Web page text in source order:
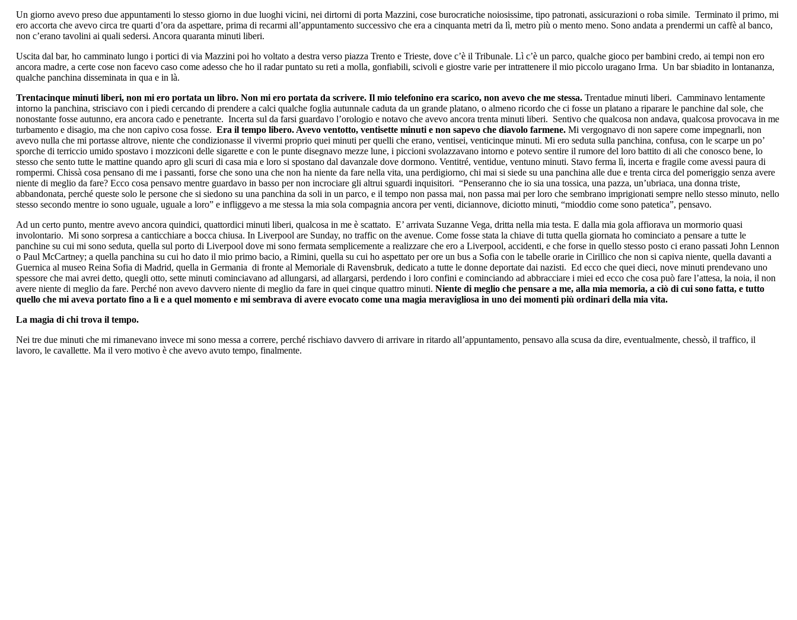
Un giorno avevo preso due appuntamenti lo stesso giorno in due luoghi vicini, nei dirtorni di porta Mazzini, cose burocratiche noiosissime, tipo patronati, assicurazioni o roba simile. Terminato il primo, mi
ero accorta che avevo circa tre quarti d’ora da aspettare, prima di recarmi all’appuntamento successivo che era a cinquanta metri da lì, metro più o mento meno. Sono andata a prendermi un caffè al banco,
non c’erano tavolini ai quali sedersi. Ancora quaranta minuti liberi.
Uscita dal bar, ho camminato lungo i portici di via Mazzini poi ho voltato a destra verso piazza Trento e Trieste, dove c’è il Tribunale. Lì c’è un parco, qualche gioco per bambini credo, ai tempi non ero
ancora madre, a certe cose non facevo caso come adesso che ho il radar puntato su reti a molla, gonfiabili, scivoli e giostre varie per intrattenere il mio piccolo uragano Irma. Un bar sbiadito in lontananza,
qualche panchina disseminata in qua e in là.
Trentacinque minuti liberi, non mi ero portata un libro. Non mi ero portata da scrivere. Il mio telefonino era scarico, non avevo che me stessa. Trentadue minuti liberi. Camminavo lentamente
intorno la panchina, strisciavo con i piedi cercando di prendere a calci qualche foglia autunnale caduta da un grande platano, o almeno ricordo che ci fosse un platano a riparare le panchine dal sole, che
nonostante fosse autunno, era ancora cado e penetrante. Incerta sul da farsi guardavo l’orologio e notavo che avevo ancora trenta minuti liberi. Sentivo che qualcosa non andava, qualcosa provocava in me
turbamento e disagio, ma che non capivo cosa fosse. Era il tempo libero. Avevo ventotto, ventisette minuti e non sapevo che diavolo farmene. Mi vergognavo di non sapere come impegnarli, non
avevo nulla che mi portasse altrove, niente che condizionasse il vivermi proprio quei minuti per quelli che erano, ventisei, venticinque minuti. Mi ero seduta sulla panchina, confusa, con le scarpe un po’
sporche di terriccio umido spostavo i mozziconi delle sigarette e con le punte disegnavo mezze lune, i piccioni svolazzavano intorno e potevo sentire il rumore del loro battito di ali che conosco bene, lo
stesso che sento tutte le mattine quando apro gli scuri di casa mia e loro si spostano dal davanzale dove dormono. Ventitré, ventidue, ventuno minuti. Stavo ferma lì, incerta e fragile come avessi paura di
rompermi. Chissà cosa pensano di me i passanti, forse che sono una che non ha niente da fare nella vita, una perdigiorno, chi mai si siede su una panchina alle due e trenta circa del pomeriggio senza avere
niente di meglio da fare? Ecco cosa pensavo mentre guardavo in basso per non incrociare gli altrui sguardi inquisitori. “Penseranno che io sia una tossica, una pazza, un’ubriaca, una donna triste,
abbandonata, perché queste solo le persone che si siedono su una panchina da soli in un parco, e il tempo non passa mai, non passa mai per loro che sembrano imprigionati sempre nello stesso minuto, nello
stesso secondo mentre io sono uguale, uguale a loro” e infliggevo a me stessa la mia sola compagnia ancora per venti, diciannove, diciotto minuti, “mioddio come sono patetica”, pensavo.
Ad un certo punto, mentre avevo ancora quindici, quattordici minuti liberi, qualcosa in me è scattato. E’ arrivata Suzanne Vega, dritta nella mia testa. E dalla mia gola affiorava un mormorio quasi
involontario. Mi sono sorpresa a canticchiare a bocca chiusa. In Liverpool are Sunday, no traffic on the avenue. Come fosse stata la chiave di tutta quella giornata ho cominciato a pensare a tutte le
panchine su cui mi sono seduta, quella sul porto di Liverpool dove mi sono fermata semplicemente a realizzare che ero a Liverpool, accidenti, e che forse in quello stesso posto ci erano passati John Lennon
o Paul McCartney; a quella panchina su cui ho dato il mio primo bacio, a Rimini, quella su cui ho aspettato per ore un bus a Sofia con le tabelle orarie in Cirillico che non si capiva niente, quella davanti a
Guernica al museo Reina Sofia di Madrid, quella in Germania di fronte al Memoriale di Ravensbruk, dedicato a tutte le donne deportate dai nazisti. Ed ecco che quei dieci, nove minuti prendevano uno
spessore che mai avrei detto, quegli otto, sette minuti cominciavano ad allungarsi, ad allargarsi, perdendo i loro confini e cominciando ad abbracciare i miei ed ecco che cosa può fare l’attesa, la noia, il non
avere niente di meglio da fare. Perché non avevo davvero niente di meglio da fare in quei cinque quattro minuti. Niente di meglio che pensare a me, alla mia memoria, a ciò di cui sono fatta, e tutto
quello che mi aveva portato fino a lì e a quel momento e mi sembrava di avere evocato come una magia meravigliosa in uno dei momenti più ordinari della mia vita.
La magia di chi trova il tempo.
Nei tre due minuti che mi rimanevano invece mi sono messa a correre, perché rischiavo davvero di arrivare in ritardo all’appuntamento, pensavo alla scusa da dire, eventualmente, chessò, il traffico, il
lavoro, le cavallette. Ma il vero motivo è che avevo avuto tempo, finalmente.